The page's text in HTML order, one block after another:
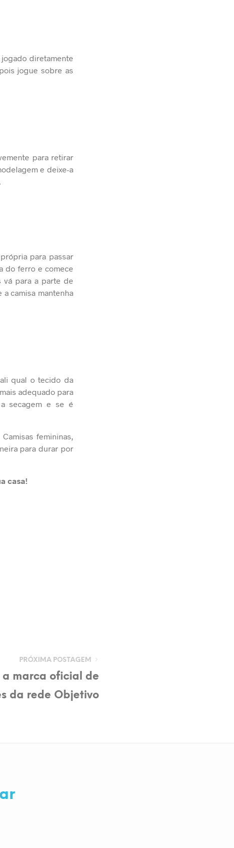
diretamente
jogue sobre as
para retirar
e deixe-a
para passar
do ferro e comece
vá para a parte de
camisa mantenha
qual o tecido da
adequado para
secagem e se é
femininas,
para durar por
casa!
PRÓXIMA POSTAGEM
marca oficial de
da rede Objetivo